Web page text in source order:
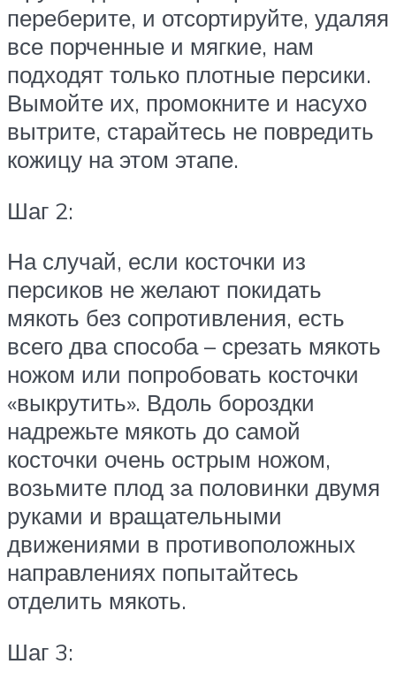
переберите, и отсортируйте, удаляя
все порченные и мягкие, нам
подходят только плотные персики.
Вымойте их, промокните и насухо
вытрите, старайтесь не повредить
кожицу на этом этапе.
Шаг 2:
На случай, если косточки из
персиков не желают покидать
мякоть без сопротивления, есть
всего два способа – срезать мякоть
ножом или попробовать косточки
«выкрутить». Вдоль бороздки
надрежьте мякоть до самой
косточки очень острым ножом,
возьмите плод за половинки двумя
руками и вращательными
движениями в противоположных
направлениях попытайтесь
отделить мякоть.
Шаг 3: